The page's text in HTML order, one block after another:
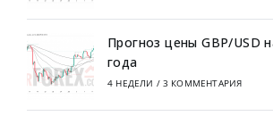
Прогноз цены GBP/USD
года
4 НЕДЕЛИ / 3 КОММЕНТАРИЯ